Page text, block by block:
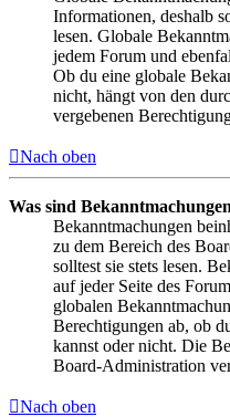
Informationen, deshalb
lesen. Globale
jedem Forum und
Ob du eine globale
nicht, hängt von den
vergebenen
Nach oben
Was sind
Bekanntmachungen
zu dem Bereich des
solltest sie stets lesen.
auf jeder Seite des
globalen
Berechtigungen ab, ob
kannst oder nicht. Die
Board-Administration
Nach oben